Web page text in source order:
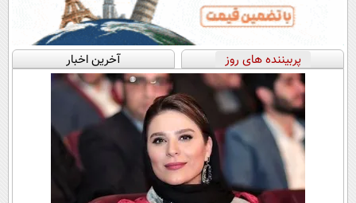
پربیننده های روز آخرین اخبار